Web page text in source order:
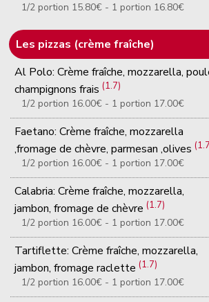
1/2 portion 15.80€ - 1 portion 16.80€
Les pizzas (crème fraîche)
Al Polo: Crème fraîche, mozzarella,
champignons frais(1.7)
1/2 portion 16.00€ - 1 portion 17.00€
Faetano: Crème fraîche, mozzarella
,fromage de chèvre, parmesan ,olives
1/2 portion 16.00€ - 1 portion 17.00€
Calabria: Crème fraîche, mozzarella,
jambon, fromage de chèvre(1.7)
1/2 portion 16.00€ - 1 portion 17.00€
Tartiflette: Crème fraîche, mozzarella,
jambon, fromage raclette(1.7)
1/2 portion 16.00€ - 1 portion 17.00€